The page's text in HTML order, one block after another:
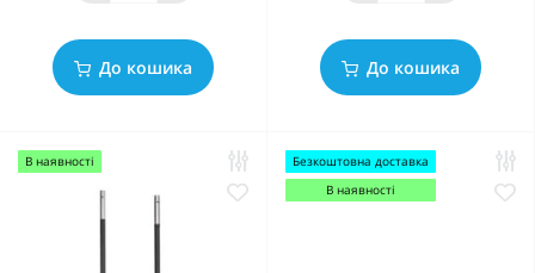
До кошика До кошика
В наявності
Безкоштовна доставка
В наявності